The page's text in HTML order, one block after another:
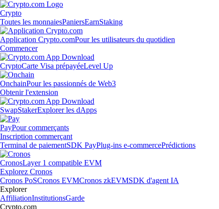
Crypto
Toutes les monnaiesPaniersEarnStaking
Application Crypto.comPour les utilisateurs du quotidien
Commencer
CryptoCarte Visa prépayéeLevel Up
OnchainPour les passionnés de Web3
Obtenir l'extension
SwapStakerExplorer les dApps
PayPour commerçants
Inscription commerçant
Terminal de paiementSDK PayPlug-ins e-commercePrédictions
CronosLayer 1 compatible EVM
Explorez Cronos
Cronos PoSCronos EVMCronos zkEVMSDK d'agent IA
Explorer
AffiliationInstitutionsGarde
Crypto.com